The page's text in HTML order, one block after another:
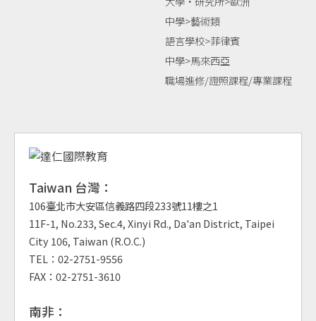
中學>藝術類
語言學校>菲律賓
中學>馬來西亞
職場進修/證照課程/專業課程
Taiwan 台灣：
106臺北市大安區信義路四段233號11樓之1
11F-1, No.233, Sec.4, Xinyi Rd., Da'an District, Taipei
City 106, Taiwan (R.O.C.)
TEL：02-2751-9556
FAX：02-2751-3610
南非：